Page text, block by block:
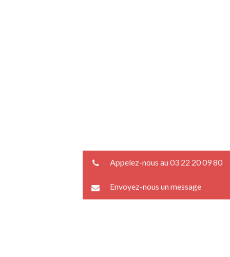
Appelez-nous au 03 22 20 09 80
Envoyez-nous un message